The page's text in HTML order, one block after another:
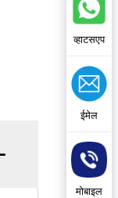
व्हाटसएप
ईमेल
मोबाइल